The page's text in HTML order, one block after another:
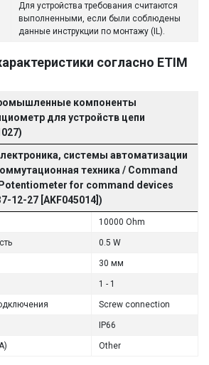
Для устройства требования считаются
выполненными, если были соблюдены
данные инструкции по монтажу (IL).
согласно ETIM
компоненты
для устройств цепи
системы автоматизации
техника / Command
for command devices
12-27 [AKF045014])
10000 Ohm
0.5 W
30 мм
1 - 1
Screw connection
IP66
Other